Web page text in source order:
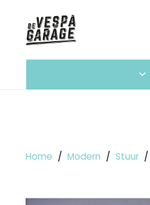
Home / Modern / Stuur /